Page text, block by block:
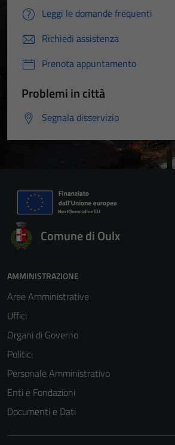
Leggi le domande frequenti
Richiedi assistenza
Prenota appuntamento
Problemi in città
Segnala disservizio
Comune di Oulx
AMMINISTRAZIONE
Aree Amministrative
Uffici
Organi di Governo
Politici
Personale Amministrativo
Enti e Fondazioni
Documenti e Dati